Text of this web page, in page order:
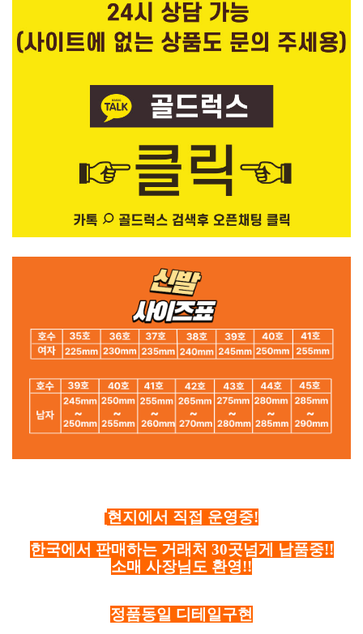
현지에서 직접 운영중!
한국에서 판매하는 거래처 30곳넘게 납품중!!
소매 사장님도 환영!!
정품동일 디테일구현